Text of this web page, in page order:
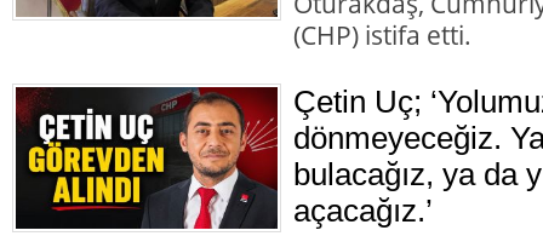
(CHP) istifa etti.
Çetin Uç;
dönmeyeceğiz.
bulacağız, ya da
açacağız.’